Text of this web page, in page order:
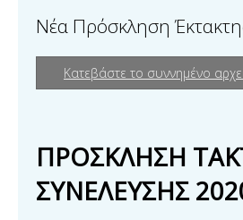
Νέα Πρόσκληση
Κατεβάστε το συννημένο
ΠΡΟΣΚΛΗΣΗ
ΣΥΝΕΛΕΥΣΗΣ